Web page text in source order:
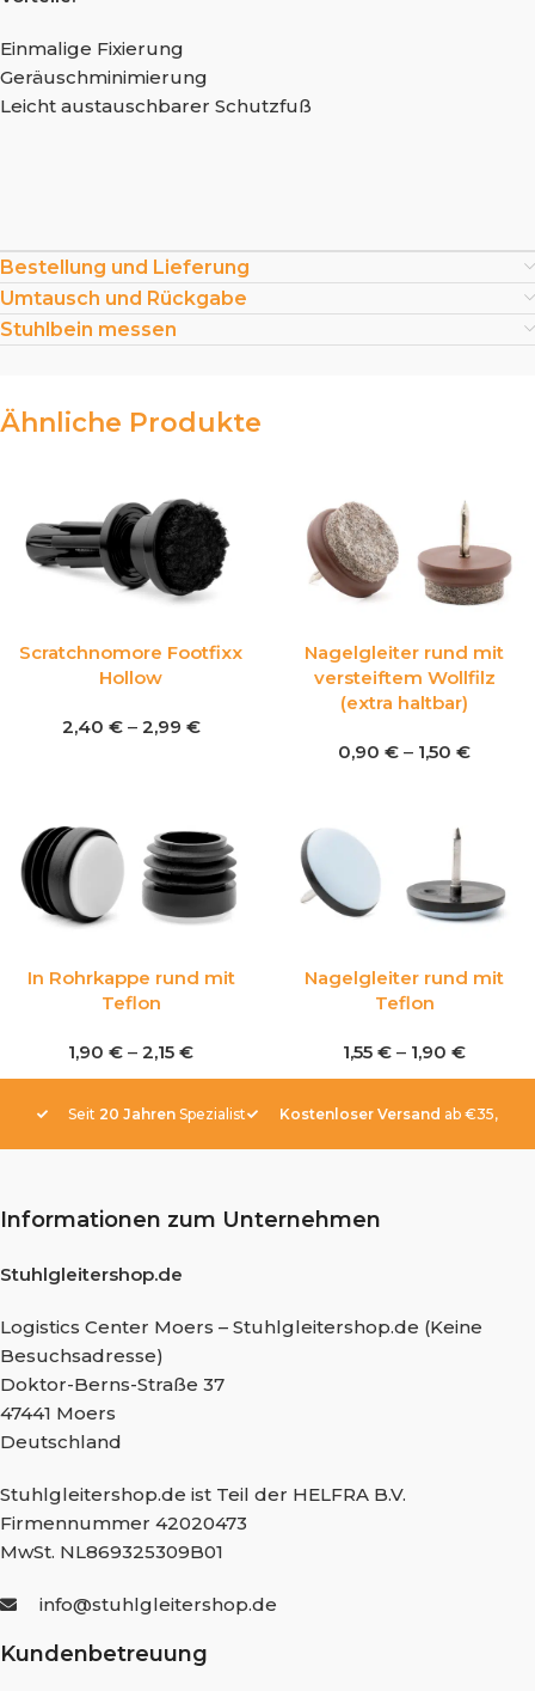
Einmalige Fixierung
Geräuschminimierung
Leicht austauschbarer Schutzfuß
Bestellung und Lieferung
Umtausch und Rückgabe
Stuhlbein messen
Ähnliche Produkte
Scratchnomore Footfixx
Hollow
2,40 € – 2,99 €
Nagelgleiter rund mit
versteiftem Wollfilz
(extra haltbar)
0,90 € – 1,50 €
In Rohrkappe rund mit
Teflon
1,90 € – 2,15 €
Nagelgleiter rund mit
Teflon
1,55 € – 1,90 €
Seit 20 Jahren Spezialist Kostenloser Versand ab €35,-
Informationen zum Unternehmen
Stuhlgleitershop.de
Logistics Center Moers – Stuhlgleitershop.de (Keine
Besuchsadresse)
Doktor-Berns-Straße 37
47441 Moers
Deutschland
Stuhlgleitershop.de ist Teil der HELFRA B.V.
Firmennummer 42020473
MwSt. NL869325309B01
info@stuhlgleitershop.de
Kundenbetreuung